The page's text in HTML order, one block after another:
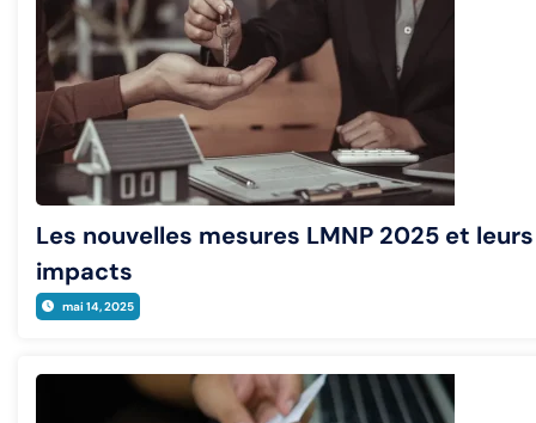
Les nouvelles mesures LMNP 2025 et leurs
impacts
mai 14, 2025